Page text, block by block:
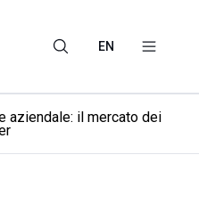
EN
aziendale: il mercato dei